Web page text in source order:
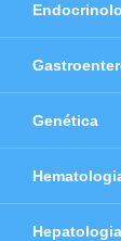
Genética
Hepatologia